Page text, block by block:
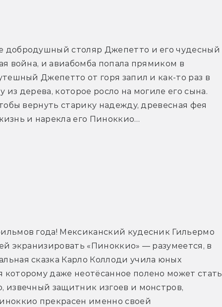
добродушный столяр Джепетто и его чудесный
война, и авиабомба попала прямиком в
Джепетто от горя запил и как-то раз в
из дерева, которое росло на могиле его сына.
вернуть старику надежду, древесная фея
и нарекла его Пиноккио…
года! Мексиканский кудесник Гильермо
экранизировать «Пиноккио» — разумеется, в
сказка Карло Коллоди учила юных
даже неотёсанное полено может стать
извечный защитник изгоев и монстров,
прекрасен именно своей